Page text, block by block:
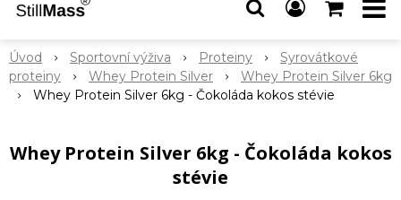
Úvod Sportovní výživa Proteiny
Syrovátkové
proteiny
Whey Protein Silver
Whey Protein Silver 6kg
Whey Protein Silver 6kg - Čokoláda kokos stévie
Whey Protein Silver 6kg - Čokoláda kokos
stévie